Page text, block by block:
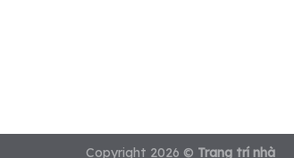
Copyright 2026 © Trang trí nhà